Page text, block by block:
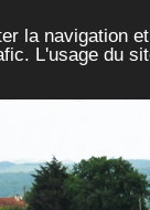
la navigation
L'usage du